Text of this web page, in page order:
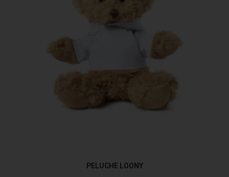
PELUCHE LOONY